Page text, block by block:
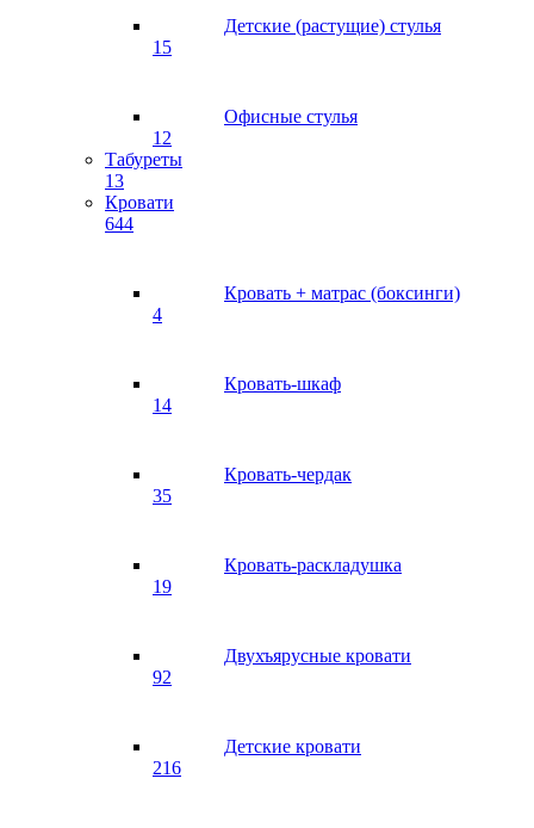
Детские (растущие) стулья
15
Офисные стулья
12
Табуреты
13
Кровати
644
Кровать + матрас (боксинги)
4
Кровать-шкаф
14
Кровать-чердак
35
Кровать-раскладушка
19
Двухъярусные кровати
92
Детские кровати
216